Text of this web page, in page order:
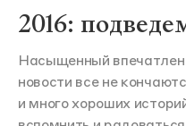
2016:
Насыщенный
новости все не
и много хороших